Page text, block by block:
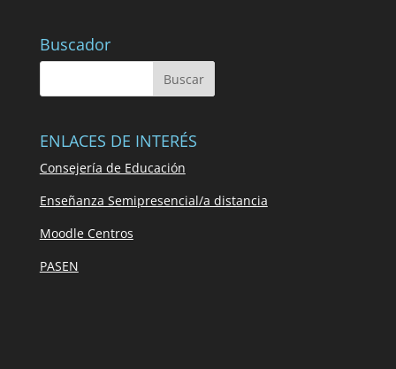
Buscador
ENLACES DE INTERÉS
Consejería de Educación
Enseñanza Semipresencial/a distancia
Moodle Centros
PASEN